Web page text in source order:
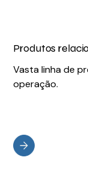
Produtos
Vasta linha de
operação.